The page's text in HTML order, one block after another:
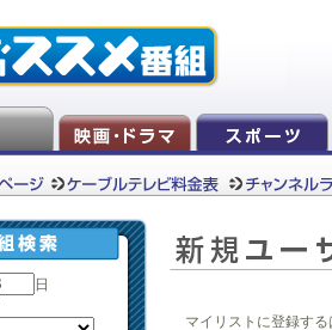
日
マイリストに登録す